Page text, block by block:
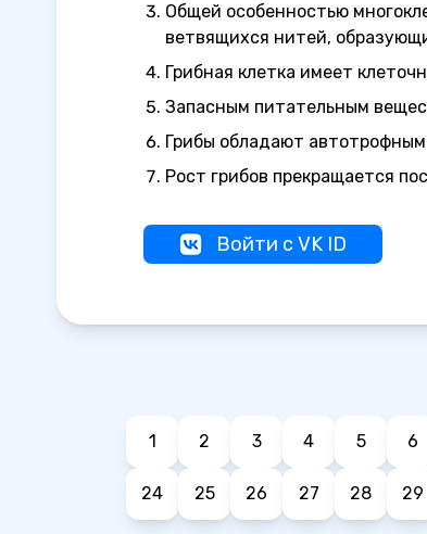
Общей особенностью
ветвящихся нитей,
Грибная клетка имеет
Запасным питательным
Грибы обладают
Рост грибов прекращается
Войти с VK ID
1 2 3 4 5 6
24 25 26 27 28 29